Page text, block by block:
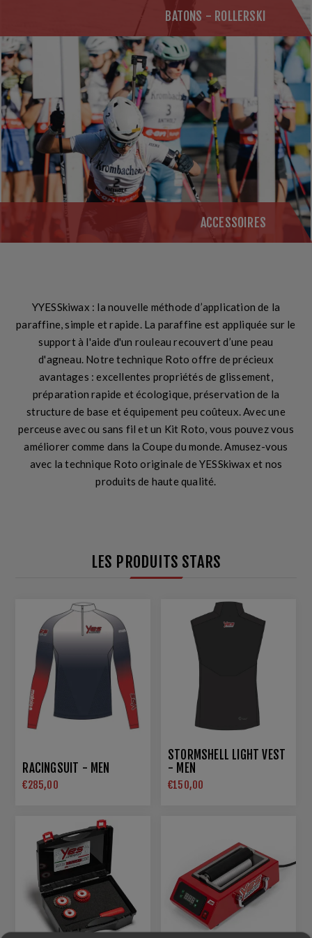
BATONS - ROLLERSKI
ACCESSOIRES
YYESSkiwax : la nouvelle méthoded’application de la
paraffine, simple et rapide. La paraffine est appliquée sur le
support à l'aide d'un rouleau recouvert d’une peau
d'agneau. Notre technique Roto offre de précieux
avantages : excellentes propriétés de glissement,
préparation rapide et écologique, préservation de la
structure de base et équipement peu coûteux.Avec une
perceuse avec ou sans fil et un Kit Roto, vous pouvezvous
améliorercomme dans la Coupe du monde. Amusez-vous
avec la technique Roto originale de YESSkiwax et nos
produits de haute qualité.
LES PRODUITS STARS
RACINGSUIT - MEN
€285,00
STORMSHELL LIGHT VEST
- MEN
€150,00